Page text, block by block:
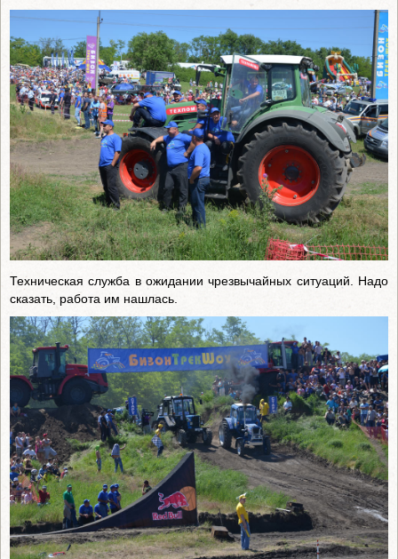
Техническая служба в ожидании чрезвычайных ситуаций. Надо
сказать, работа им нашлась.